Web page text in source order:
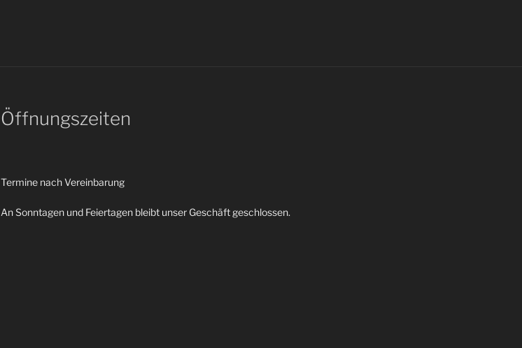
Öffnungszeiten
Termine nach Vereinbarung
An Sonntagen und Feiertagen bleibt unser Geschäft geschlossen.